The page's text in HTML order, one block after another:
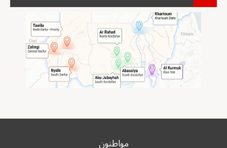
مواطنون